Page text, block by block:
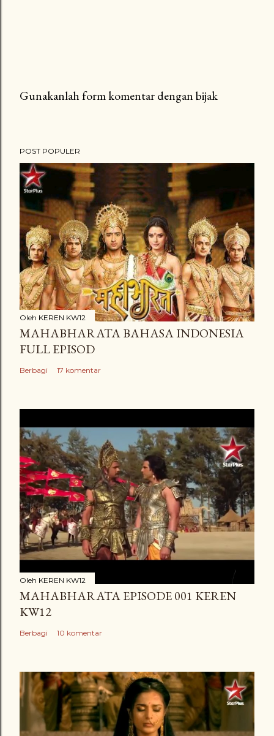
t
i
n
g
K
o
m
e
n
t
a
r
Gunakanlah form komentar dengan bijak
POST POPULER
Oleh KEREN KW12
MAHABHARATA BAHASA INDONESIA
FULL EPISOD
Berbagi 17 komentar
Oleh KEREN KW12
MAHABHARATA EPISODE 001 KEREN
KW12
Berbagi 10 komentar